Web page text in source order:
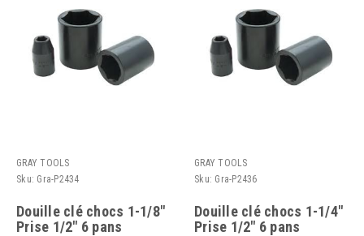
GRAY TOOLS
Sku: Gra-P2434
Douille clé chocs 1-1/8"
Prise 1/2" 6 pans
GRAY TOOLS
Sku: Gra-P2436
Douille clé chocs 1-1/4"
Prise 1/2" 6 pans